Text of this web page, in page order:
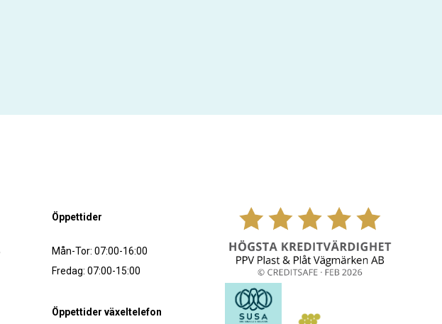
Öppettider
Mån-Tor: 07:00-16:00
Fredag: 07:00-15:00
Öppettider växeltelefon